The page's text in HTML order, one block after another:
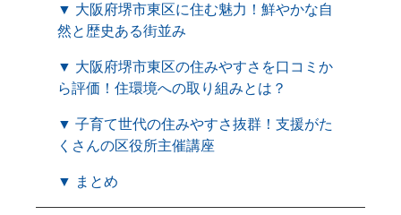
▼ 大阪府堺市東区に住む魅力！鮮やかな自
然と歴史ある街並み
▼ 大阪府堺市東区の住みやすさを口コミか
ら評価！住環境への取り組みとは？
▼ 子育て世代の住みやすさ抜群！支援がた
くさんの区役所主催講座
▼ まとめ